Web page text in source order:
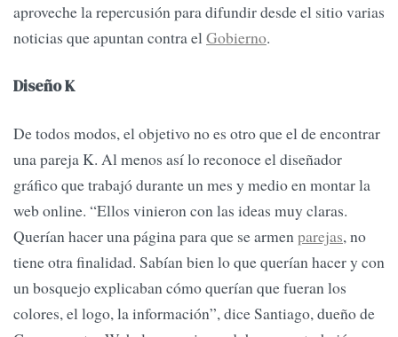
aproveche la repercusión para difundir desde el sitio varias
noticias que apuntan contra elGobierno.
Diseño K
De todos modos, el objetivo no es otro que el de encontrar
una pareja K. Al menos así lo reconoce el diseñador
gráfico que trabajó durante un mes y medio en montar la
web online. “Ellos vinieron con las ideas muy claras.
Querían hacer una página para que se armenparejas, no
tiene otra finalidad. Sabían bien lo que querían hacer y con
un bosquejo explicaban cómo querían que fueran los
colores, el logo, la información”, dice Santiago, dueño de